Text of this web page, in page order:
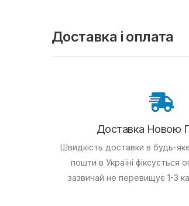
Доставка і оплата
Доставка Новою
Швидкість доставки в будь-
пошти в Україні фіксується
зазвичай не перевищує 1-3